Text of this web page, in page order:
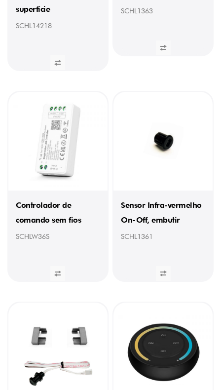
superfície
SCHL14218
SCHL1363
Controlador de
comando sem fios
SCHLW36S
Sensor Infra-vermelho
On-Off, embutir
SCHL1361